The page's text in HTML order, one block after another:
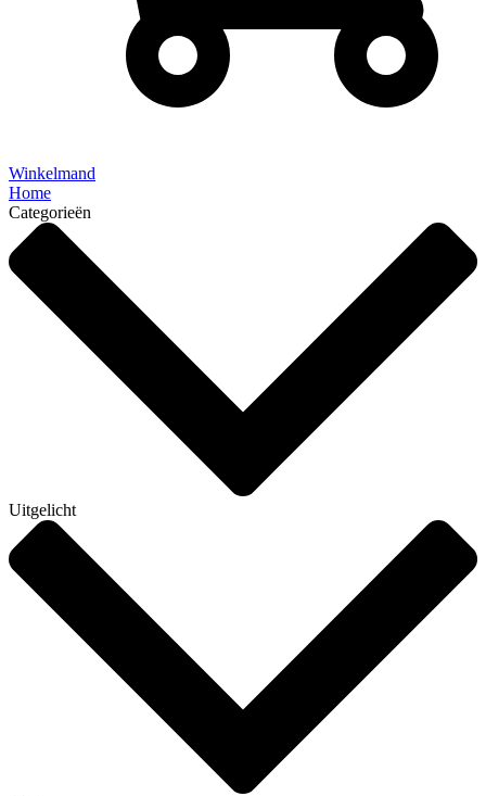
Winkelmand
Home
Categorieën
Uitgelicht